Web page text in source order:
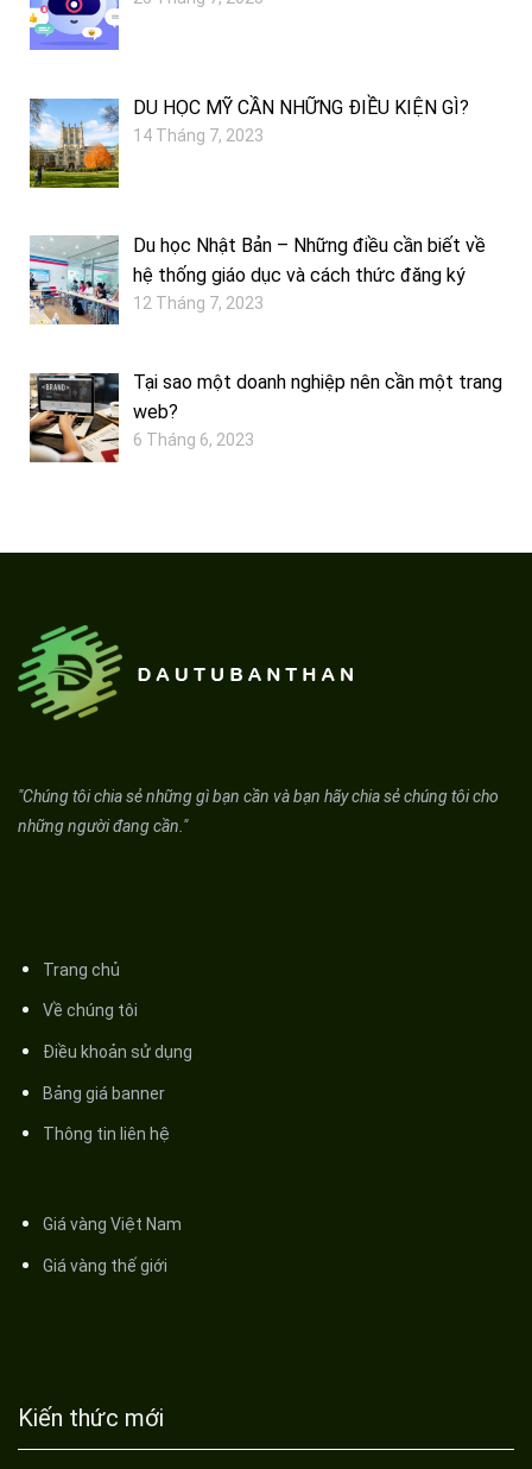
DU HỌC MỸ CẦN NHỮNG ĐIỀU KIỆN GÌ?
14 Tháng 7, 2023
Du học Nhật Bản – Những điều cần biết về
hệ thống giáo dục và cách thức đăng ký
12 Tháng 7, 2023
Tại sao một doanh nghiệp nên cần một trang
web?
6 Tháng 6, 2023
"Chúng tôi chia sẻ những gì bạn cần và bạn hãy chia sẻ chúng tôi cho
những người đang cần."
Trang chủ
Về chúng tôi
Điều khoản sử dụng
Bảng giá banner
Thông tin liên hệ
Giá vàng Việt Nam
Giá vàng thế giới
Kiến thức mới